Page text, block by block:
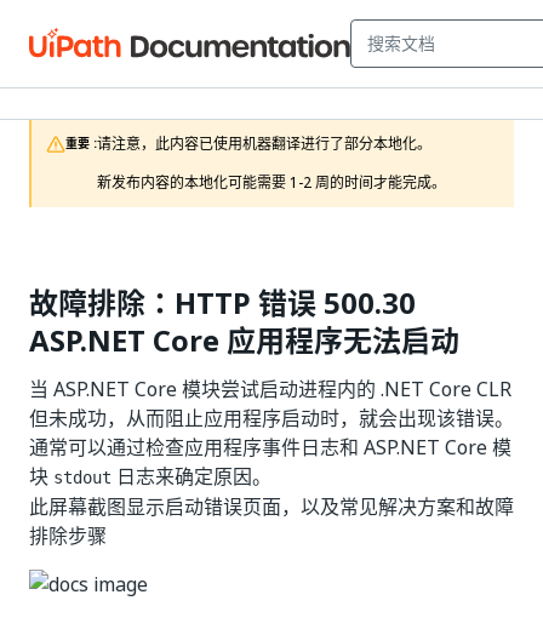
重要 :请注意，此内容已使用机器翻译进行了部分本地化。
新发布内容的本地化可能需要 1-2 周的时间才能完成。
故障排除：HTTP 错误 500.30
ASP.NET Core 应用程序无法启动
当 ASP.NET Core 模块尝试启动进程内的 .NET Core CLR
但未成功，从而阻止应用程序启动时，就会出现该错误。
通常可以通过检查应用程序事件日志和 ASP.NET Core 模
块 stdout 日志来确定原因。
此屏幕截图显示启动错误页面，以及常见解决方案和故障
排除步骤